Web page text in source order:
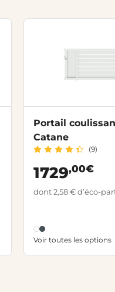
Portail
Catane
(9)
1729,00€
dont 2,58 € d’éco-
Voir toutes les options